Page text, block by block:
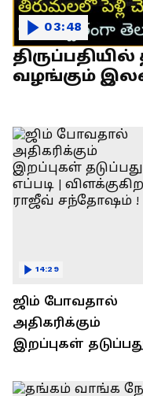
திருப்பதியில்
வழங்கும்
03:48
ஜிம் போவதால்
அதிகரிக்கும்
இறப்புகள் தடுப்பது
ராஜீவ் சந்தோஷம்
14:29